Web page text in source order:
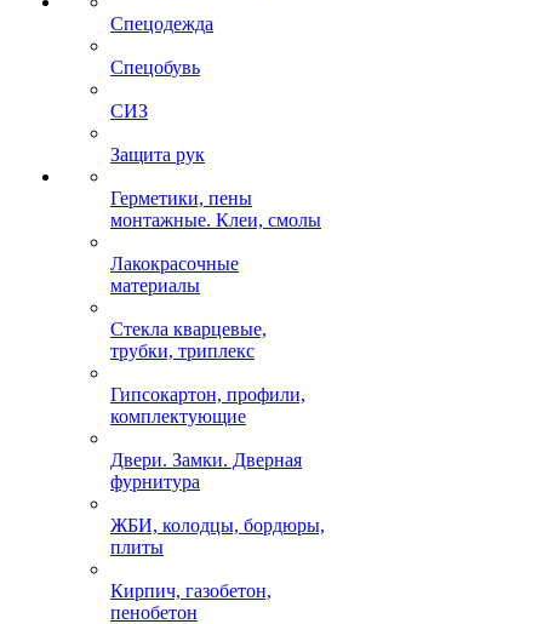
Спецодежда
Спецобувь
СИЗ
Защита рук
Герметики, пены
монтажные. Клеи, смолы
Лакокрасочные
материалы
Стекла кварцевые,
трубки, триплекс
Гипсокартон, профили,
комплектующие
Двери. Замки. Дверная
фурнитура
ЖБИ, колодцы, бордюры,
плиты
Кирпич, газобетон,
пенобетон